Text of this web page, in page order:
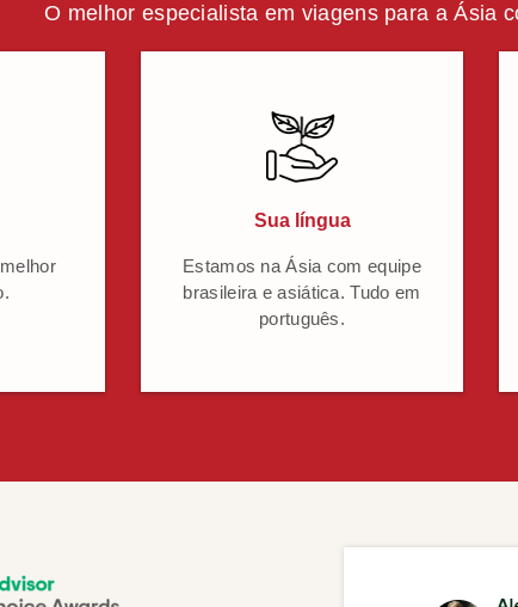
O melhor especialista em viagens para a Ásia
Sua língua
Estamos na Ásia com equipe
brasileira e asiática. Tudo em
português.